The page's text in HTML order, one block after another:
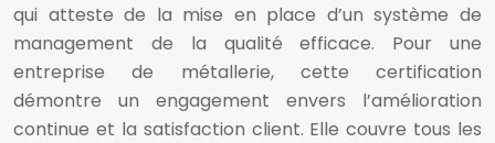
qui atteste de la mise en place d’un système de
management de la qualité efficace. Pour une
entreprise de métallerie, cette certification
démontre un engagement envers l’amélioration
continue et la satisfaction client. Elle couvre tous les